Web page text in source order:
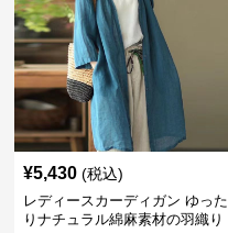
¥5,430 (税込)
レディースカーディガン ゆった
りナチュラル綿麻素材の羽織り